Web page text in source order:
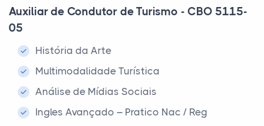
Auxiliar de Condutor de Turismo - CBO 5115-
05
História da Arte
Multimodalidade Turística
Análise de Mídias Sociais
Ingles Avançado – Pratico Nac / Reg